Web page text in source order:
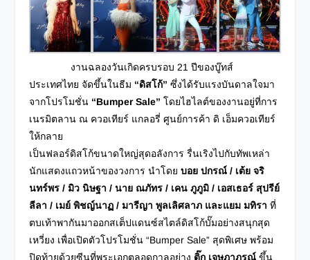
งานฉลองวันเกิดครบรอบ 21 ปีของบู๊ทส์
ประเทศไทย จัดขึ้นในธีม “ดิสโก้” ซึ่งได้รับแรงบันดาลใจมา
จากโปรโมชั่น “Bumper Sale” โดยไฮไลต์ของงานอยู่ที่การ
เนรมิตลาน ณ ควอเทียร์ แกลอรี่ ศูนย์การค้า ดิ เอ็มควอเทียร์
ให้กลาย
เป็นฟลอร์ดิสโก้ขนาดใหญ่สุดอลังการ รื่นเริงไปกับทัพเหล่า
นักแสดงแถวหน้าของวงการ นำโดย บอย ปกรณ์ / เต้ย จริ
นทร์พร / มิว นิษฐา / นาย ณภัทร / เคน ภูภูมิ / เอสเธอร์ สุปรีย์
ลีลา / เมย์ พิชญ์นาฏ / มารีญา พูลเลิศลาภ และแยม มทิราที่
ตบเท้าพากันมาออกสเต็ปแดนซ์สไตล์ดิสโก้บั๊มอย่างสนุกสุด
เหวี่ยง เพื่อเปิดตัวโปรโมชั่น “Bumper Sale” สุดพิเศษ พร้อม
ปิดท้ายด้วยซีนที่พระเอกตลอดกาลอย่าง ติ๊ก เจษฎาภรณ์ขึ้น